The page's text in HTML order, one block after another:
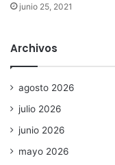
junio 25, 2021
Archivos
agosto 2026
julio 2026
junio 2026
mayo 2026